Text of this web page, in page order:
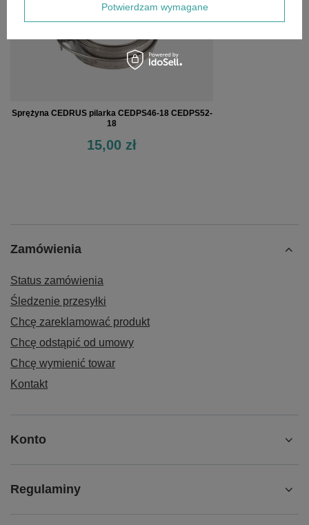
Sprężyna CEDRUS pilarka CEDPS46-18 CEDPS52-
18
15,00 zł
Zamówienia
Status zamówienia
Śledzenie przesyłki
Chcę zareklamować produkt
Chcę odstąpić od umowy
Chcę wymienić towar
Kontakt
Konto
Regulaminy
Potwierdzam wymagane